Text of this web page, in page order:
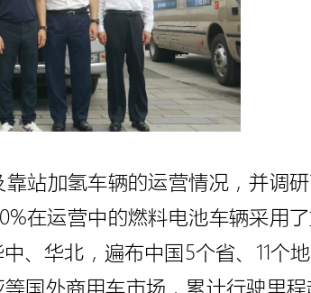
站加氢车辆的运营情况，并调
在运营中的燃料电池车辆采用
、华北，遍布中国5个省、11个
国外商用车市场，累计行驶里